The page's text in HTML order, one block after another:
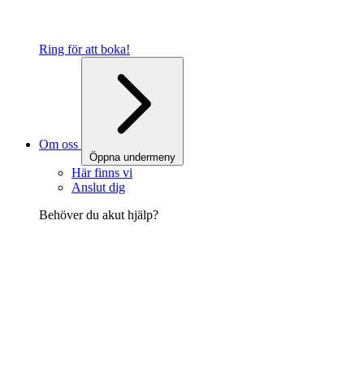
Ring för att boka!
Om oss
Öppna undermeny
Här finns vi
Anslut dig
Behöver du akut hjälp?